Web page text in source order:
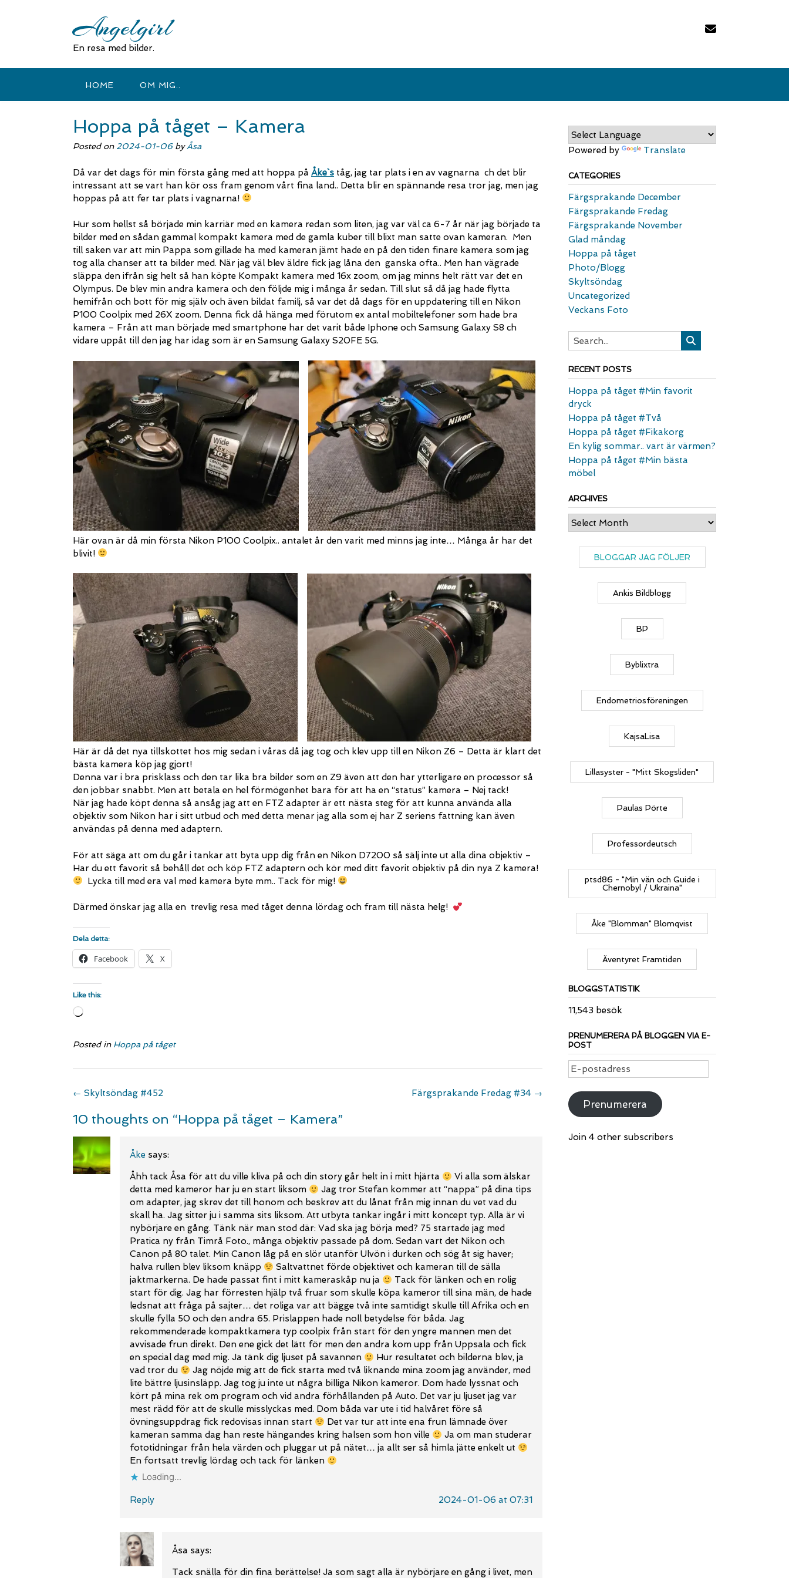
Angelgirl
En resa med bilder.
HOME OM MIG..
Hoppa på tåget – Kamera
Posted on 2024-01-06byÅsa
Då var det dags för min första gång med att hoppa på Åke`s tåg, jag tar plats i en av vagnarna ch det blir
intressant att se vart han kör oss fram genom vårt fina land.. Detta blir en spännande resa tror jag, men jag
hoppas på att fer tar plats i vagnarna!
Hur som hellst så började min karriär med en kamera redan som liten, jag var väl ca 6-7 år när jag började ta
bilder med en sådan gammal kompakt kamera med de gamla kuber till blixt man satte ovan kameran. Men
till saken var att min Pappa som gillade ha med kameran jämt hade en på den tiden finare kamera som jag
tog alla chanser att ta bilder med. När jag väl blev äldre fick jag låna den ganska ofta.. Men han vägrade
släppa den ifrån sig helt så han köpte Kompakt kamera med 16x zoom, om jag minns helt rätt var det en
Olympus. De blev min andra kamera och den följde mig i många år sedan. Till slut så då jag hade flytta
hemifrån och bott för mig själv och även bildat familj, så var det då dags för en uppdatering till en Nikon
P100 Coolpix med 26X zoom. Denna fick då hänga med förutom ex antal mobiltelefoner som hade bra
kamera – Från att man började med smartphone har det varit både Iphone och Samsung Galaxy S8 ch
vidare uppåt till den jag har idag som är en Samsung Galaxy S20FE 5G.
Här ovan är då min första Nikon P100 Coolpix.. antalet år den varit med minns jag inte… Många år har det
blivit!
Här är då det nya tillskottet hos mig sedan i våras då jag tog och klev upp till en Nikon Z6 – Detta är klart det
bästa kamera köp jag gjort!
Denna var i bra prisklass och den tar lika bra bilder som en Z9 även att den har ytterligare en processor så
den jobbar snabbt. Men att betala en hel förmögenhet bara för att ha en “status” kamera – Nej tack!
När jag hade köpt denna så ansåg jag att en FTZ adapter är ett nästa steg för att kunna använda alla
objektiv som Nikon har i sitt utbud och med detta menar jag alla som ej har Z seriens fattning kan även
användas på denna med adaptern.
För att säga att om du går i tankar att byta upp dig från en Nikon D7200 så sälj inte ut alla dina objektiv –
Har du ett favorit så behåll det och köp FTZ adaptern och kör med ditt favorit objektiv på din nya Z kamera!
Lycka till med era val med kamera byte mm.. Tack för mig!
Därmed önskar jag alla en trevlig resa med tåget denna lördag och fram till nästa helg!
Dela detta:
Facebook X
Like this:
Loading…
Posted in Hoppa på tåget
Post
Färgsprakande Fredag #34 →
← Skyltsöndag #452
10 thoughts on “Hoppa på tåget – Kamera”
Åke says:
Åhh tack Åsa för att du ville kliva på och din story går helt in i mitt hjärta
Vi alla som älskar
detta med kameror har ju en start liksom
Jag tror Stefan kommer att “nappa” på dina tips
om adapter, jag skrev det till honom och beskrev att du lånat från mig innan du vet vad du
skall ha. Jag sitter ju i samma sits liksom. Att utbyta tankar ingår i mitt koncept typ. Alla är vi
nybörjare en gång. Tänk när man stod där: Vad ska jag börja med? 75 startade jag med
Pratica ny från Timrå Foto., många objektiv passade på dom. Sedan vart det Nikon och
Canon på 80 talet. Min Canon låg på en slör utanför Ulvön i durken och sög åt sig haver;
halva rullen blev liksom knäpp
Saltvattnet förde objektivet och kameran till de sälla
jaktmarkerna. De hade passat fint i mitt kameraskåp nu ja
Tack för länken och en rolig
start för dig. Jag har förresten hjälp två fruar som skulle köpa kameror till sina män, de hade
ledsnat att fråga på sajter… det roliga var att bägge två inte samtidigt skulle till Afrika och en
skulle fylla 50 och den andra 65. Prislappen hade noll betydelse för båda. Jag
rekommenderade kompaktkamera typ coolpix från start för den yngre mannen men det
avvisade frun direkt. Den ene gick det lätt för men den andra kom upp från Uppsala och fick
en special dag med mig. Ja tänk dig ljuset på savannen
Hur resultatet och bilderna blev, ja
vad tror du
Jag nöjde mig att de fick starta med två liknande mina zoom jag använder, med
lite bättre ljusinsläpp. Jag tog ju inte ut några billiga Nikon kameror. Dom hade lyssnat och
kört på mina rek om program och vid andra förhållanden på Auto. Det var ju ljuset jag var
mest rädd för att de skulle misslyckas med. Dom båda var ute i tid halvåret före så
övningsuppdrag fick redovisas innan start
Det var tur att inte ena frun lämnade över
kameran samma dag han reste hängandes kring halsen som hon ville
Ja om man studerar
fototidningar från hela värden och pluggar ut på nätet… ja allt ser så himla jätte enkelt ut
En fortsatt trevlig lördag och tack för länken
Loading...
Reply 2024-01-06 at 07:31
Åsa says:
Tack snälla för din fina berättelse! Ja som sagt alla är nybörjare en gång i livet, men
Powered by Translate
CATEGORIES
Färgsprakande December
Färgsprakande Fredag
Färgsprakande November
Glad måndag
Hoppa på tåget
Photo/Blogg
Skyltsöndag
Uncategorized
Veckans Foto
RECENT POSTS
Hoppa på tåget #Min favorit
dryck
Hoppa på tåget #Två
Hoppa på tåget #Fikakorg
En kylig sommar.. vart är värmen?
Hoppa på tåget #Min bästa
möbel
ARCHIVES
Archives
BLOGGAR JAG FÖLJER
Ankis Bildblogg
BP
Byblixtra
Endometriosföreningen
KajsaLisa
Lillasyster - "Mitt Skogsliden"
Paulas Pörte
Professordeutsch
ptsd86 - "Min vän och Guide i
Chernobyl / Ukraina"
Åke "Blomman" Blomqvist
Äventyret Framtiden
BLOGGSTATISTIK
11,543 besök
PRENUMERERA PÅ BLOGGEN VIA E-
POST
E-
postadress
Prenumerera
Join 4 other subscribers